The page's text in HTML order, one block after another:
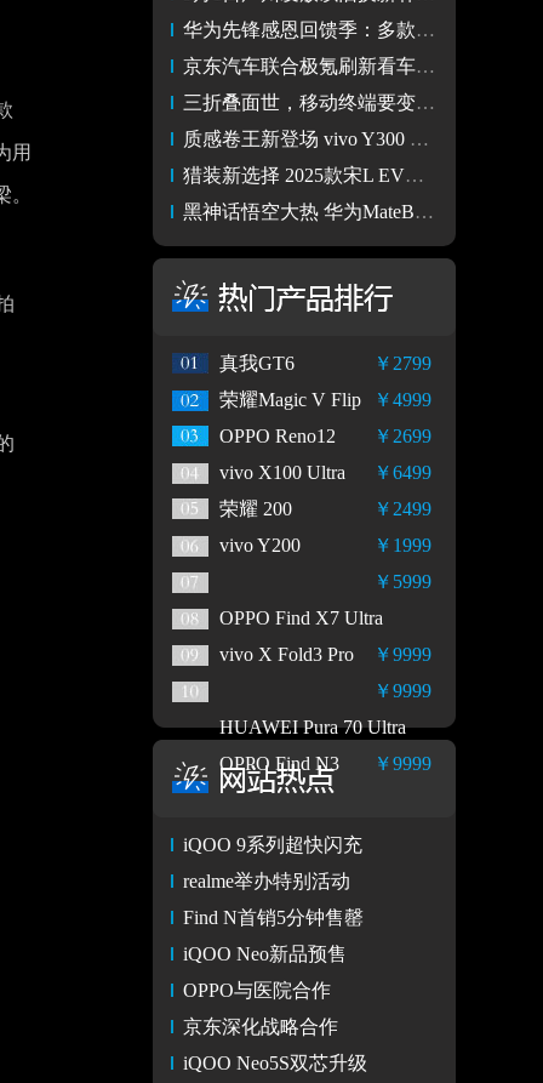
用
华为先锋感恩回馈季：多款机型优惠来袭，年轻人的时尚之选
京东汽车联合极氪刷新看车买车新体验：用户可线上体验极氪001
三折叠面世，移动终端要变天了
质感卷王新登场 vivo Y300 Pro图赏
猎装新选择 2025款宋L EV上市 18.98万起
黑神话悟空大热 华为MateBook GT 14外挂显卡魔方畅玩
￥2799
真我GT6
￥4999
荣耀Magic V Flip
￥2699
OPPO Reno12
￥6499
vivo X100 Ultra
￥2499
荣耀 200
￥1999
vivo Y200
￥5999
OPPO Find X7 Ultra
￥9999
vivo X Fold3 Pro
￥9999
HUAWEI Pura 70 Ultra
￥9999
OPPO Find N3
iQOO 9系列超快闪充
realme举办特别活动
Find N首销5分钟售罄
iQOO Neo新品预售
OPPO与医院合作
京东深化战略合作
iQOO Neo5S双芯升级